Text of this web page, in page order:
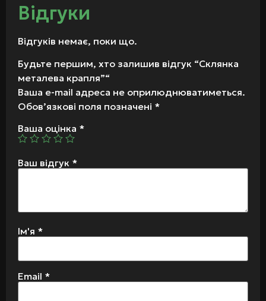
Відгуки
Відгуків немає, поки що.
Будьте першим, хто залишив відгук “Склянка
металева крапля”“
Ваша e-mail адреса не оприлюднюватиметься.
Обов’язкові поля позначені *
Ваша оцінка *
Ваш відгук *
Ім'я *
Email *